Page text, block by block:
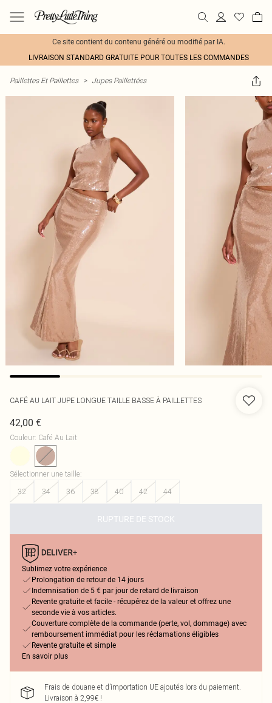
Ce site contient du contenu généré ou modifié par IA.
LIVRAISON STANDARD GRATUITE POUR TOUTES LES COMMANDES
Paillettes Et Paillettes > Jupes Paillettées
CAFÉ AU LAIT JUPE LONGUE TAILLE BASSE À PAILLETTES
42,00 €
Couleur: Café Au Lait
Sélectionner une taille:
32
34 36 38 40 42 44
RUPTURE DE STOCK
Sublimez votre expérience
Prolongation de retour de 14 jours
Indemnisation de 5 € par jour de retard de livraison
Revente gratuite et facile - récupérez de la valeur et offrez une
seconde vie à vos articles.
Couverture complète de la commande (perte, vol, dommage) avec
remboursement immédiat pour les réclamations éligibles
Revente gratuite et simple
En savoir plus
Frais de douane et d’importation UE ajoutés lors du paiement.
Livraison à 2,99€ !